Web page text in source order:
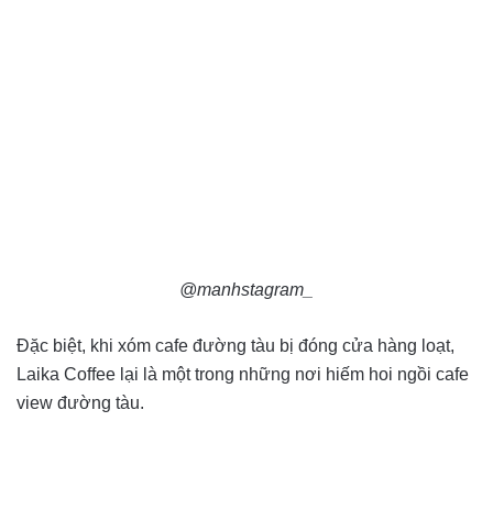
@manhstagram_
Đặc biệt, khi xóm cafe đường tàu bị đóng cửa hàng loạt,
Laika Coffee lại là một trong những nơi hiếm hoi ngồi cafe
view đường tàu.